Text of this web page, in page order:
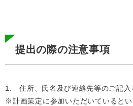
提出の際の注意事項
1. 住所、氏名及び連絡先等のご記入
※計画策定に参加いただいていると